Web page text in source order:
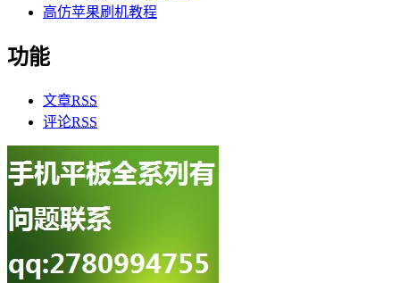
高仿苹果刷机教程
功能
文章RSS
评论RSS